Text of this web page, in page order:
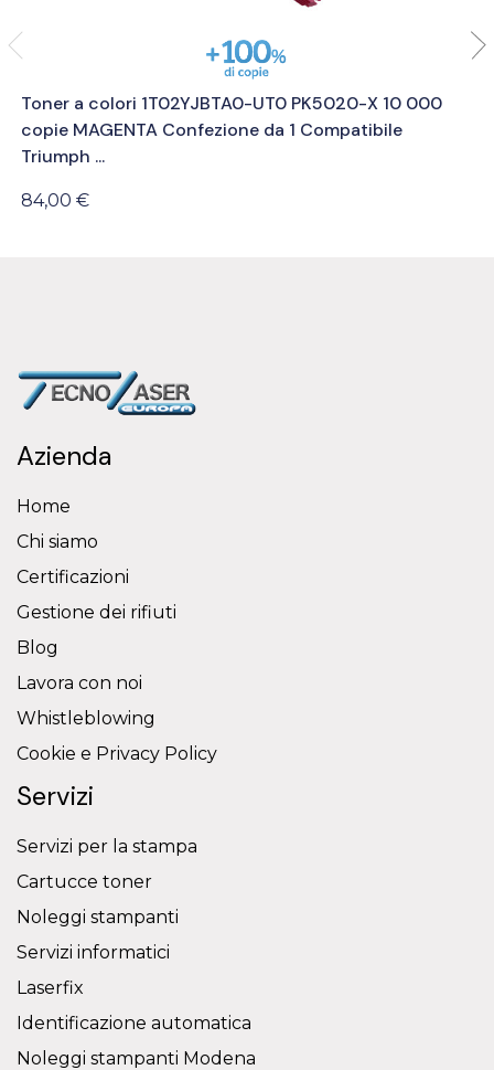
Toner a colori 1T02YJBTA0-UT0 PK5020-X 10 000
copie MAGENTA Confezione da 1 Compatibile
Triumph ...
84,00 €
Azienda
Home
Chi siamo
Certificazioni
Gestione dei rifiuti
Blog
Lavora con noi
Whistleblowing
Cookie e Privacy Policy
Servizi
Servizi per la stampa
Cartucce toner
Noleggi stampanti
Servizi informatici
Laserfix
Identificazione automatica
Noleggi stampanti Modena